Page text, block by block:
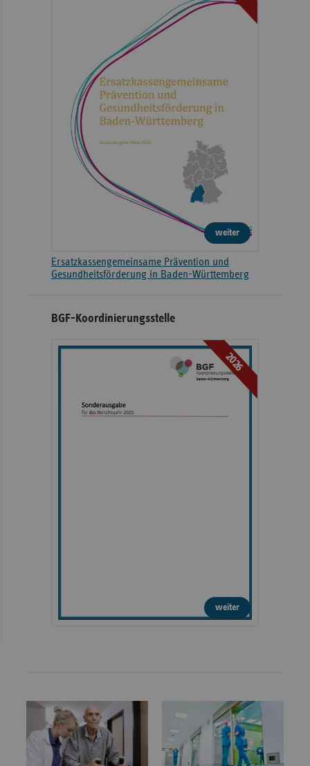
weiter
Ersatzkassengemeinsame Prävention und
Gesundheitsförderung in Baden-Württemberg
BGF-Koordinierungsstelle
2026
weiter